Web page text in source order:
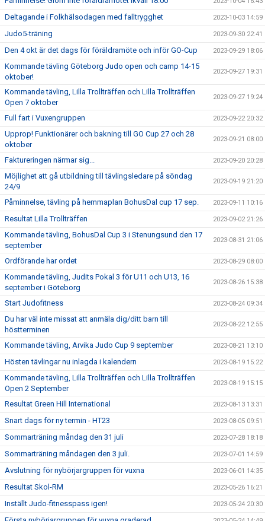
Deltagande i Folkhälsodagen med falltrygghet 2023-10-03 14:59
Judo5-träning 2023-09-30 22:41
Den 4 okt är det dags för föräldramöte och inför GO-Cup 2023-09-29 18:06
Kommande tävling Göteborg Judo open och camp 14-15
oktober!
2023-09-27 19:31
Kommande tävling, Lilla Trollträffen och Lilla Trollträffen
Open 7 oktober
2023-09-27 19:24
Full fart i Vuxengruppen 2023-09-22 20:32
Upprop! Funktionärer och bakning till GO Cup 27 och 28
oktober
2023-09-21 08:00
Faktureringen närmar sig... 2023-09-20 20:28
Möjlighet att gå utbildning till tävlingsledare på söndag
24/9
2023-09-19 21:20
Påminnelse, tävling på hemmaplan BohusDal cup 17 sep. 2023-09-11 10:16
Resultat Lilla Trollträffen 2023-09-02 21:26
Kommande tävling, BohusDal Cup 3 i Stenungsund den 17
september
2023-08-31 21:06
Ordförande har ordet 2023-08-29 08:00
Kommande tävling, Judits Pokal 3 för U11 och U13, 16
september i Göteborg
2023-08-26 15:38
Start Judofitness 2023-08-24 09:34
Du har väl inte missat att anmäla dig/ditt barn till
höstterminen
2023-08-22 12:55
Kommande tävling, Arvika Judo Cup 9 september 2023-08-21 13:10
Hösten tävlingar nu inlagda i kalendern 2023-08-19 15:22
Kommande tävling, Lilla Trollträffen och Lilla Trollträffen
Open 2 September
2023-08-19 15:15
Resultat Green Hill International 2023-08-13 13:31
Snart dags för ny termin - HT23 2023-08-05 09:51
Sommarträning måndag den 31 juli 2023-07-28 18:18
Sommarträning måndagen den 3 juli. 2023-07-01 14:59
Avslutning för nybörjargruppen för vuxna 2023-06-01 14:35
Resultat Skol-RM 2023-05-26 16:21
Inställt Judo-fitnesspass igen! 2023-05-24 20:30